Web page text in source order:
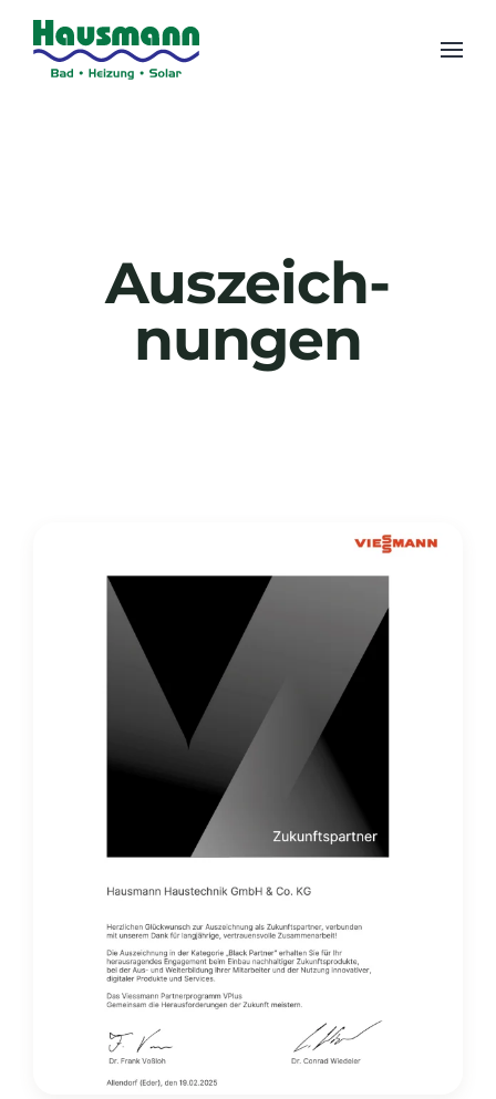
Zum Hauptinhalt springen
Auszeich­
nungen